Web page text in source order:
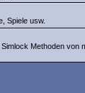
Spiele usw.
Methoden von